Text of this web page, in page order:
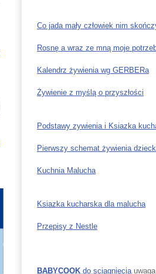
Co jada mały człowiek nim
Rosnę a wraz ze mną moje
Kalendrz żywienia wg GERBERa
Żywienie z myślą o przyszłości
Podstawy zywienia i Ksiazka
Pierwszy schemat żywienia
Kuchnia Malucha
Ksiazka kucharska dla malucha
Przepisy z Nestle
BABYCOOK do sciagniecia